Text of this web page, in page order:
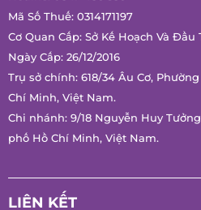
Mã Số Thuế: 0314171197
Cơ Quan Cấp: Sở Kế Hoạch Và
Minh.
Ngày Cấp: 26/12/2016
Trụ sở chính: 618/34 Âu Cơ,
Chí Minh, Việt Nam.
Chi nhánh: 9/18 Nguyễn Huy